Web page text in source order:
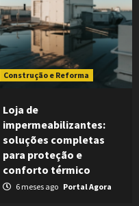
Construção e Reforma
Loja de
impermeabilizantes:
soluções completas
para proteção e
conforto térmico
6 meses ago Portal Agora